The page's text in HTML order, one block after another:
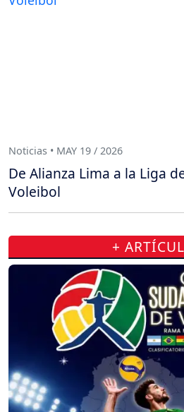
Noticias • MAY 19 / 2026
De Alianza Lima a la Liga
Voleibol
+